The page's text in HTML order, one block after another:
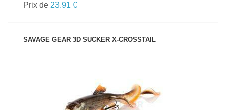
Prix de 23.91 €
SAVAGE GEAR 3D SUCKER X-CROSSTAIL
VOIR LE PRODUIT